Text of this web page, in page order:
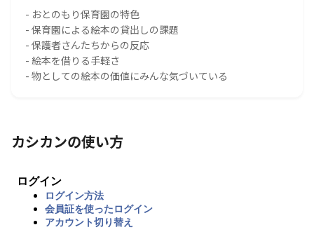
- おとのもり保育園の特色
- 保育園による絵本の貸出しの課題
- 保護者さんたちからの反応
- 絵本を借りる手軽さ
- 物としての絵本の価値にみんな気づいている
カシカンの使い方
ログイン
ログイン方法
会員証を使ったログイン
アカウント切り替え